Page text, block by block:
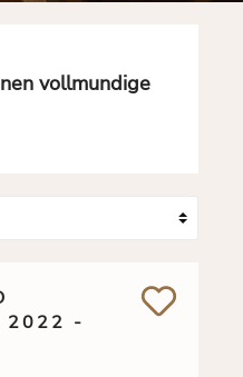
vollmundige
2022 -